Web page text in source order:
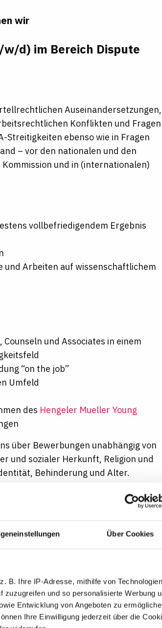
Über Cookies
B. Ihre IP-Adresse, mithilfe von Technologien
und so personalisierte Werbung
Entwicklung von Angeboten zu
Ihre Einwilligung jederzeit über die
wir
d) im Bereich Dispute
Auseinandersetzungen,
Konflikten und Fragen
Streitigkeiten ebenso wie in Fragen
– vor den nationalen und den
und in (internationalen)
vollbefriedigendem Ergebnis
Arbeiten auf wissenschaftlichem
und Associates in einem
“on the job”
Umfeld
des Hengeler Mueller Young
über Bewerbungen unabhängig von
und sozialer Herkunft, Religion und
Behinderung und Alter.
Diversity- /
Frauenförderung
Flexible
Arbeitszeiten